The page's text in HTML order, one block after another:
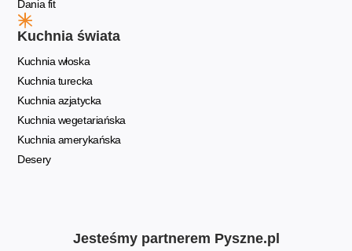
Dania fit
Kuchnia świata
Kuchnia włoska
Kuchnia turecka
Kuchnia azjatycka
Kuchnia wegetariańska
Kuchnia amerykańska
Desery
Jesteśmy partnerem Pyszne.pl